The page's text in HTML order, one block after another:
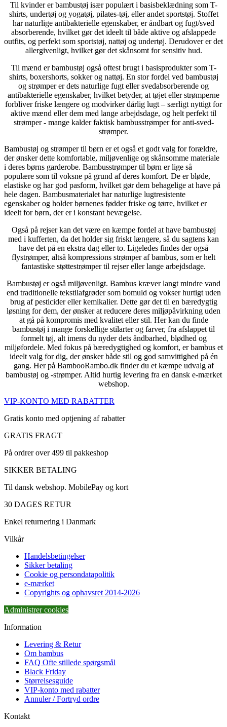
Til kvinder er bambustøj især populært i basisbeklædning som T-
shirts, undertøj og yogatøj, pilates-tøj, eller andet sportstøj. Stoffet
har naturlige antibakterielle egenskaber, er åndbart og fugt/sved
absorberende, hvilket gør det ideelt til både aktive og afslappede
outfits, og perfekt som sportstøj, nattøj og undertøj. Derudover er det
allergivenligt, hvilket gør det skånsomt for sensitiv hud.
Til mænd er bambustøj også oftest brugt i basisprodukter som T-
shirts, boxershorts, sokker og nattøj. En stor fordel ved bambustøj
og strømper er dets naturlige fugt eller svedabsorberende og
antibakterielle egenskaber, hvilket betyder, at tøjet eller strømperne
forbliver friske længere og modvirker dårlig lugt – særligt nyttigt for
aktive mænd eller dem med lange arbejdsdage, og helt perfekt til
strømper - mange kalder faktisk bambusstrømper for anti-sved-
strømper.
Bambustøj og strømper til børn er et også et godt valg for forældre,
der ønsker dette komfortable, miljøvenlige og skånsomme materiale
i deres børns garderobe. Bambusstrømper til børn er lige så
populære som til voksne på grund af deres komfort. De er bløde,
elastiske og har god pasform, hvilket gør dem behagelige at have på
hele dagen. Bambusmaterialet har naturlige lugtresistente
egenskaber og holder børnenes fødder friske og tørre, hvilket er
ideelt for børn, der er i konstant bevægelse.
Også på rejser kan det være en kæmpe fordel at have bambustøj
med i kufferten, da det holder sig friskt længere, så du sagtens kan
have det på en ekstra dag eller to. Ligeledes findes der også
flystrømper, altså kompressions strømper af bambus, som er helt
fantastiske støttestrømper til rejser eller lange arbejdsdage.
Bambustøj er også miljøvenligt. Bambus kræver langt mindre vand
end traditionelle tekstilafgrøder som bomuld og vokser hurtigt uden
brug af pesticider eller kemikalier. Dette gør det til en bæredygtig
løsning for dem, der ønsker at reducere deres miljøpåvirkning uden
at gå på kompromis med kvalitet eller stil. Her kan du finde
bambustøj i mange forskellige stilarter og farver, fra afslappet til
formelt tøj, alt imens du nyder dets åndbarhed, blødhed og
miljøfordele. Med fokus på bæredygtighed og komfort, er bambus et
ideelt valg for dig, der ønsker både stil og god samvittighed på én
gang. Her på BambooRambo.dk finder du et kæmpe udvalg af
bambustøj og -strømper. Altid hurtig levering fra en dansk e-mærket
webshop.
VIP-KONTO MED RABATTER
Gratis konto med optjening af rabatter
GRATIS FRAGT
På ordrer over 499 til pakkeshop
SIKKER BETALING
Til dansk webshop. MobilePay og kort
30 DAGES RETUR
Enkel returnering i Danmark
Vilkår
Handelsbetingelser
Sikker betaling
Cookie og persondatapolitik
e-mærket
Copyrights og ophavsret 2014-2026
Administrer cookies
Information
Levering & Retur
Om bambus
FAQ Ofte stillede spørgsmål
Black Friday
Størrelsesguide
VIP-konto med rabatter
Annuler / Fortryd ordre
Kontakt